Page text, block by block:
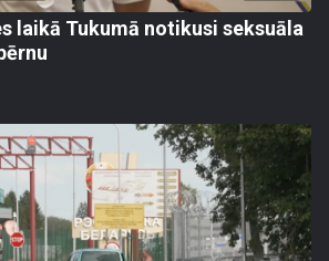
laikā Tukumā notikusi seksuāla